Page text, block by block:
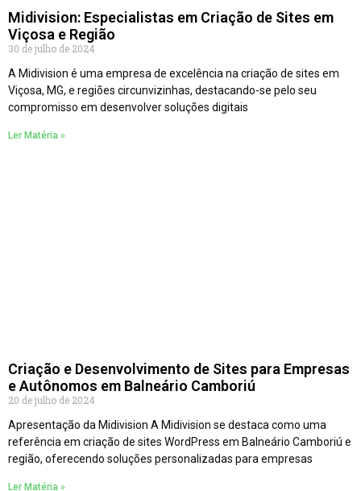
Midivision: Especialistas em Criação de Sites em
Viçosa e Região
30 de julho de 2024
A Midivision é uma empresa de excelência na criação de sites em
Viçosa, MG, e regiões circunvizinhas, destacando-se pelo seu
compromisso em desenvolver soluções digitais
Ler Matéria »
Criação e Desenvolvimento de Sites para Empresas
e Autônomos em Balneário Camboriú
20 de julho de 2024
Apresentação da Midivision A Midivision se destaca como uma
referência em criação de sites WordPress em Balneário Camboriú e
região, oferecendo soluções personalizadas para empresas
Ler Matéria »